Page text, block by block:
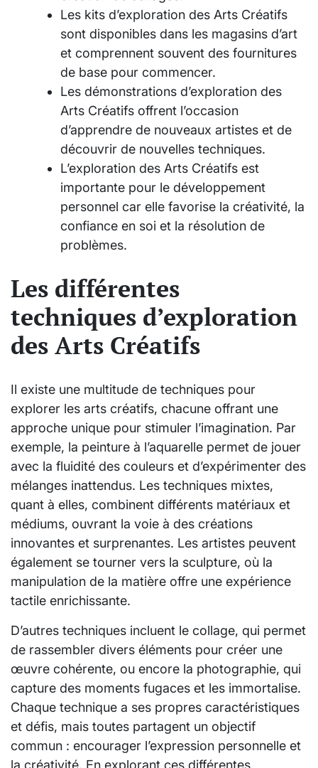
Les kits d’exploration des Arts Créatifs
sont disponibles dans les magasins d’art
et comprennent souvent des fournitures
de base pour commencer.
Les démonstrations d’exploration des
Arts Créatifs offrent l’occasion
d’apprendre de nouveaux artistes et de
découvrir de nouvelles techniques.
L’exploration des Arts Créatifs est
importante pour le développement
personnel car elle favorise la créativité, la
confiance en soi et la résolution de
problèmes.
Les différentes
techniques d’exploration
des Arts Créatifs
Il existe une multitude de techniques pour
explorer les arts créatifs, chacune offrant une
approche unique pour stimuler l’imagination. Par
exemple, la peinture à l’aquarelle permet de jouer
avec la fluidité des couleurs et d’expérimenter des
mélanges inattendus. Les techniques mixtes,
quant à elles, combinent différents matériaux et
médiums, ouvrant la voie à des créations
innovantes et surprenantes. Les artistes peuvent
également se tourner vers la sculpture, où la
manipulation de la matière offre une expérience
tactile enrichissante.
D’autres techniques incluent le collage, qui permet
de rassembler divers éléments pour créer une
œuvre cohérente, ou encore la photographie, qui
capture des moments fugaces et les immortalise.
Chaque technique a ses propres caractéristiques
et défis, mais toutes partagent un objectif
commun : encourager l’expression personnelle et
la créativité. En explorant ces différentes